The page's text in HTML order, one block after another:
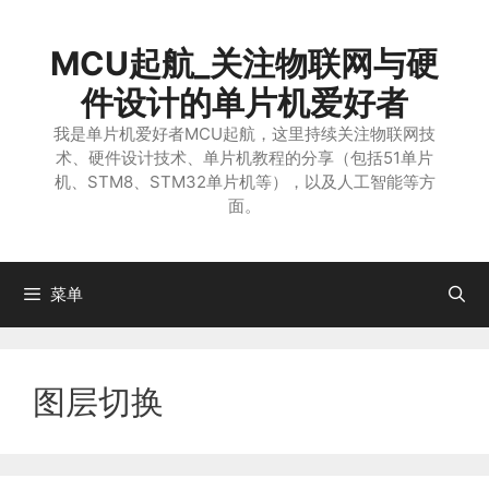
MCU起航_关注物联网与硬
件设计的单片机爱好者
我是单片机爱好者MCU起航，这里持续关注物联网技
术、硬件设计技术、单片机教程的分享（包括51单片
机、STM8、STM32单片机等），以及人工智能等方
面。
菜单
图层切换